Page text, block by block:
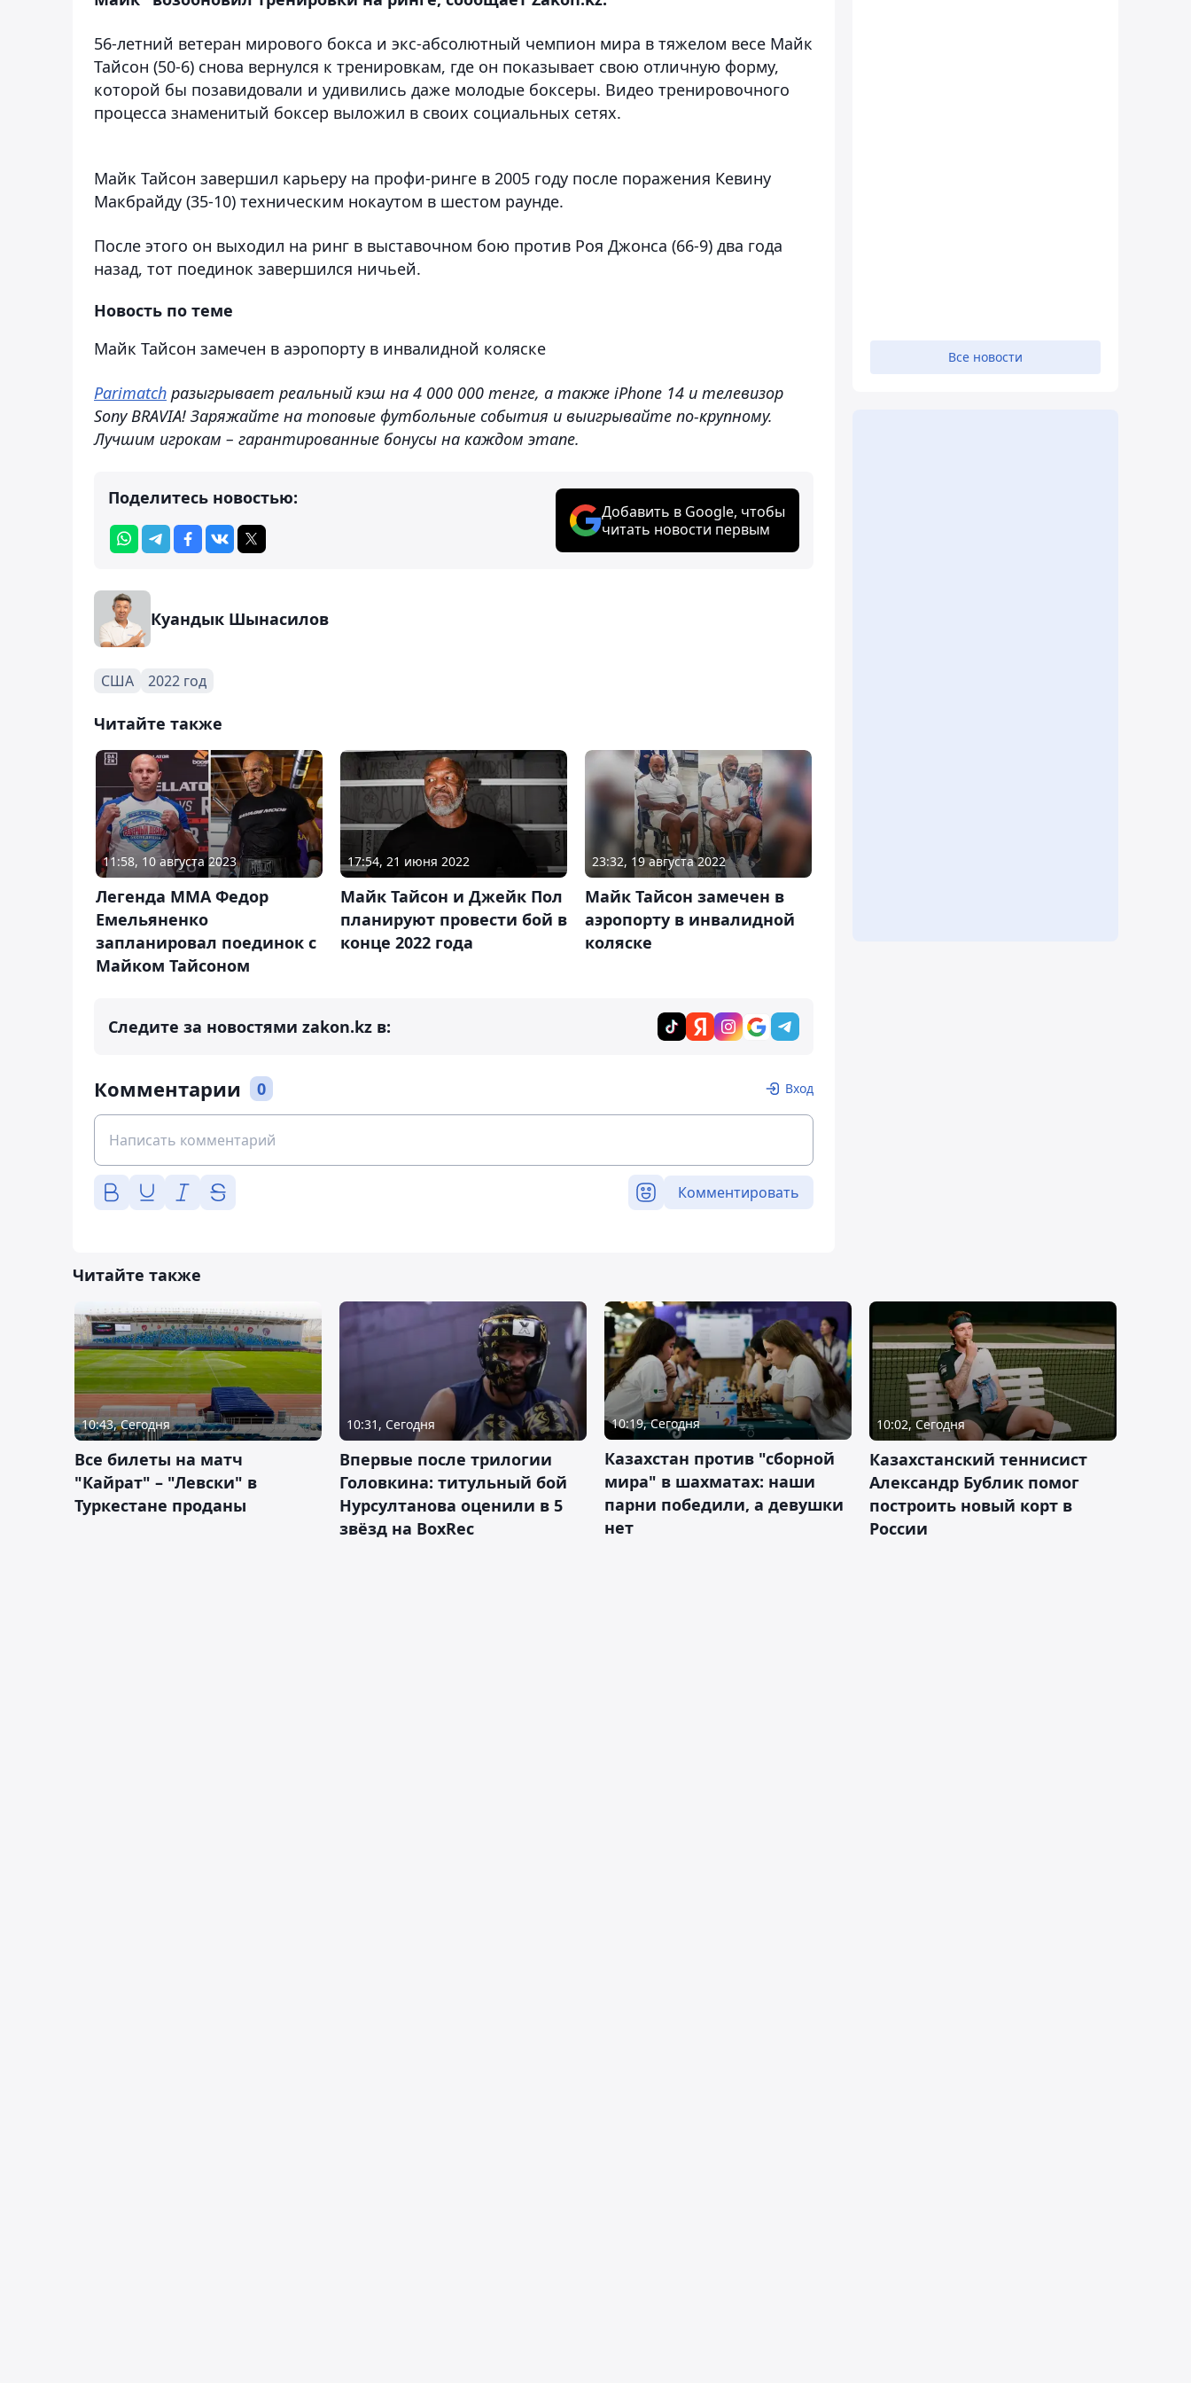
56-летний ветеран мирового бокса и экс-абсолютный чемпион мира в тяжелом весе Майк
Тайсон (50-6) снова вернулся к тренировкам, где он показывает свою отличную форму,
которой бы позавидовали и удивились даже молодые боксеры. Видео тренировочного
процесса знаменитый боксер выложил в своих социальных сетях.
Майк Тайсон завершил карьеру на профи-ринге в 2005 году после поражения Кевину
Макбрайду (35-10) техническим нокаутом в шестом раунде.
После этого он выходил на ринг в выставочном бою против Роя Джонса (66-9) два года
назад, тот поединок завершился ничьей.
Новость по теме
Майк Тайсон замечен в аэропорту в инвалидной коляске
Parimatch разыгрывает реальный кэш на 4 000 000 тенге, а также iPhone 14 и телевизор
Sony BRAVIA! Заряжайте на топовые футбольные события и выигрывайте по-крупному.
Лучшим игрокам – гарантированные бонусы на каждом этапе.
Поделитесь новостью:
Добавить в Google, чтобы
читать новости первым
Куандык Шынасилов
США 2022 год
Читайте также
11:58, 10 августа 2023
Легенда ММА Федор
Емельяненко
запланировал поединок с
Майком Тайсоном
17:54, 21 июня 2022
Майк Тайсон и Джейк Пол
планируют провести бой в
конце 2022 года
23:32, 19 августа 2022
Майк Тайсон замечен в
аэропорту в инвалидной
коляске
Следите за новостями zakon.kz в:
Комментарии 0 Вход
Комментировать
Все новости
Читайте также
10:43, Сегодня
Все билеты на матч
"Кайрат" – "Левски" в
Туркестане проданы
10:31, Сегодня
Впервые после трилогии
Головкина: титульный бой
Нурсултанова оценили в 5
звёзд на BoxRec
10:19, Сегодня
Казахстан против "сборной
мира" в шахматах: наши
парни победили, а девушки
нет
10:02, Сегодня
Казахстанский теннисист
Александр Бублик помог
построить новый корт в
России